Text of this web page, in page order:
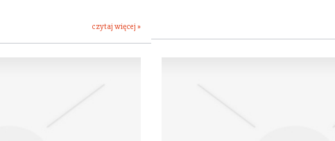
czytaj więcej »